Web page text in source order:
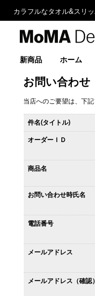
カラフルなタオル&スリ
新商品 ホーム
お問い合わせ
当店へのご要望は、下
件名(タイトル)
オーダーＩＤ
商品名
お問い合わせ時氏名
電話番号
メールアドレス
メールアドレス（確認）